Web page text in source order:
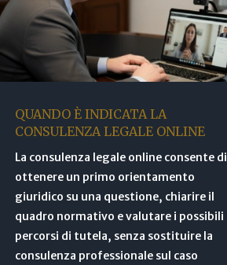
QUANDO È INDICATA LA
CONSULENZA LEGALE ONLINE
La consulenza legale online consente di
ottenere un primo orientamento
giuridico su una questione, chiarire il
quadro normativo e valutare i possibili
percorsi di tutela, senza sostituire la
consulenza professionale sul caso